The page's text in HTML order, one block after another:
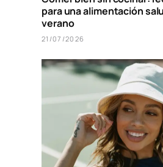
para una alimentación
verano
21/07/2026